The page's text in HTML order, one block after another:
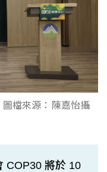
圖檔來源：
陳嘉怡攝
COP30 將於 10